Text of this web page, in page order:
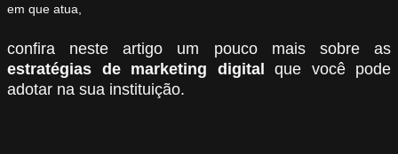
em que atua,
confira neste artigo um pouco mais sobre as
estratégias de marketing digital que você pode
adotar na sua instituição.